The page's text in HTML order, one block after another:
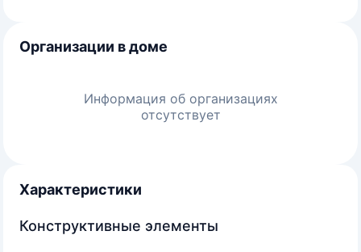
Организации в доме
Информация об организациях
отсутствует
Характеристики
Конструктивные элементы